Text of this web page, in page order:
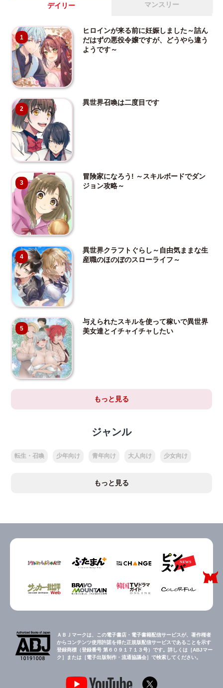
デイリー マンスリー
1
ヒロインが来る前に妊娠しました～詰ん
だはずの悪役令嬢ですが、どうやら違う
ようです～
2
異世界召喚は二度目です
3
冒険家になろう! ～スキルボードでダン
ジョン攻略～
4
異世界クラフトぐらし～自由気ままな生
産職のほのぼのスローライフ～
5
与えられたスキルを使って稼いで異世界
美女達とイチャイチャしたい
もっと見る
ジャンル
転生・召喚 少年向け 青年向け 大人向け 少女向け
もっと見る
ＡＢＪマークは、この電子書店・電子書籍配信サービスが、著作権者
からコンテンツ使用許諾を得た正規版配信サービスであることを示す
登録商標（登録番号 第６０９１７１３号）です。詳しくは［ABJマー
ク］または［電子出版制作・流通協議会］で検索してください。